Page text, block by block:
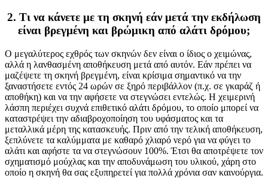
2. Τι να κάνετε με τη σκηνή εάν μετά την εκδήλωση
είναι βρεγμένη και βρώμικη από αλάτι δρόμου;
Ο μεγαλύτερος εχθρός των σκηνών δεν είναι ο ίδιος ο χειμώνας,
αλλά η λανθασμένη αποθήκευση μετά από αυτόν. Εάν πρέπει να
μαζέψετε τη σκηνή βρεγμένη, είναι κρίσιμα σημαντικό να την
ξαναστήσετε εντός 24 ωρών σε ξηρό περιβάλλον (π.χ. σε γκαράζ ή
αποθήκη) και να την αφήσετε να στεγνώσει εντελώς. Η χειμερινή
λάσπη περιέχει συχνά επιθετικό αλάτι δρόμου, το οποίο μπορεί να
καταστρέψει την αδιαβροχοποίηση του υφάσματος και τα
μεταλλικά μέρη της κατασκευής. Πριν από την τελική αποθήκευση,
ξεπλύνετε τα καλύμματα με καθαρό χλιαρό νερό για να φύγει το
αλάτι και αφήστε τα να στεγνώσουν 100%. Έτσι θα αποτρέψετε τον
σχηματισμό μούχλας και την αποδυνάμωση του υλικού, χάρη στο
οποίο η σκηνή θα σας εξυπηρετεί για πολλά χρόνια σαν καινούργια.